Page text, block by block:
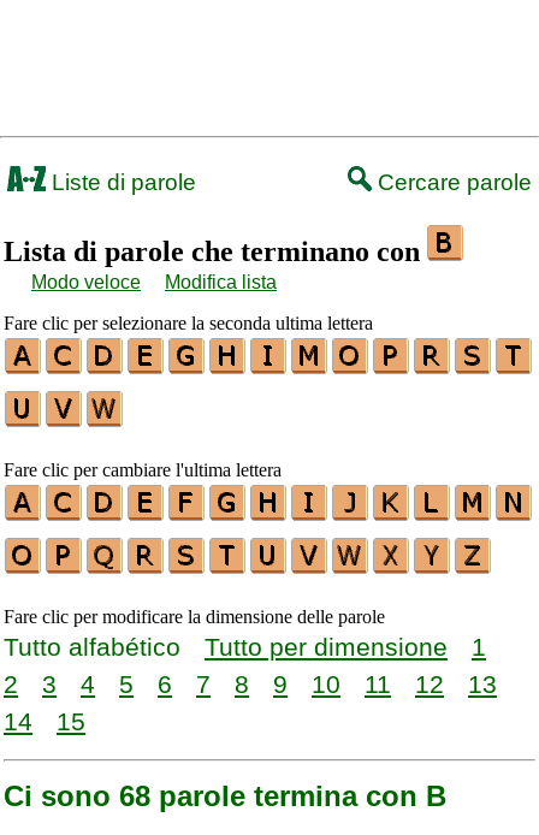
Liste di parole Cercare parole
Lista di parole che terminano con
Modo veloce
Modifica lista
Fare clic per selezionare la seconda ultima lettera
Fare clic per cambiare l'ultima lettera
Fare clic per modificare la dimensione delle parole
Tutto alfabético Tutto per dimensione
1
2
3 4 5 6 7 8 9 10 11 12
13
14
15
Ci sono 68 parole termina con B